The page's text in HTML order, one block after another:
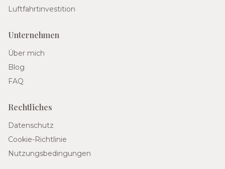
Luftfahrtinvestition
Unternehmen
Über mich
Blog
FAQ
Rechtliches
Datenschutz
Cookie-Richtlinie
Nutzungsbedingungen